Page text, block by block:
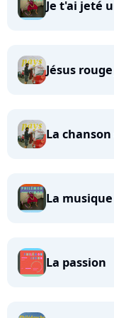
Je t'ai jeté
Jésus
La chanson
La musique
La passion